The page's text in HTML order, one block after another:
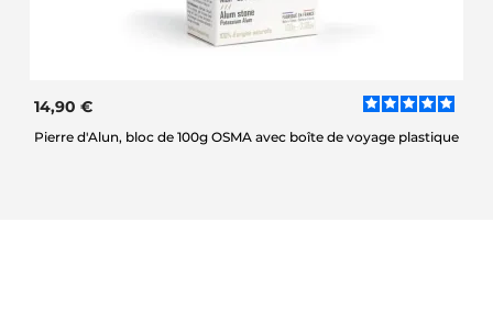
14,90 €
Pierre d'Alun, bloc de 100g OSMA avec boîte de voyage plastique